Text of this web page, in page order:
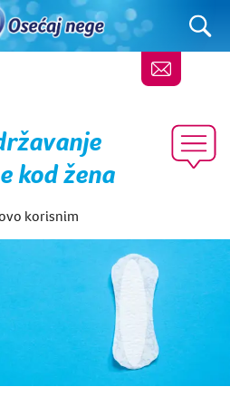
kod žena
korisnim